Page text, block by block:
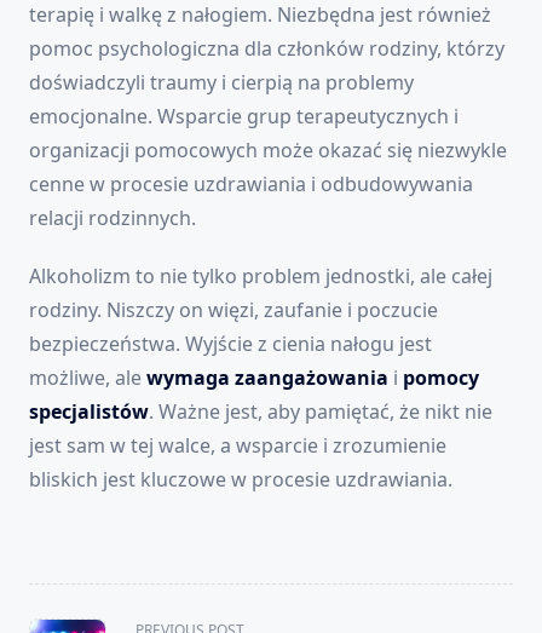
terapię i walkę z nałogiem. Niezbędna jest również
pomoc psychologiczna dla członków rodziny, którzy
doświadczyli traumy i cierpią na problemy
emocjonalne. Wsparcie grup terapeutycznych i
organizacji pomocowych może okazać się niezwykle
cenne w procesie uzdrawiania i odbudowywania
relacji rodzinnych.
Alkoholizm to nie tylko problem jednostki, ale całej
rodziny. Niszczy on więzi, zaufanie i poczucie
bezpieczeństwa. Wyjście z cienia nałogu jest
możliwe, alewymaga zaangażowania i pomocy
specjalistów. Ważne jest, aby pamiętać, że nikt nie
jest sam w tej walce, a wsparcie i zrozumienie
bliskich jest kluczowe w procesie uzdrawiania.
<span